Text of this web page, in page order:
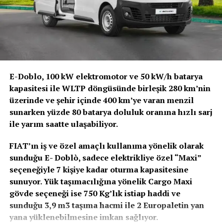
çözümler
Ford Pro, araçlara ek olarak şarj, yazılım, finansman ve
servis gibi tam entegre ve dijital öncelikli çözümleri tek
kapsıyor:
Ford Pro Araçlar
Ford Pro, hemen her işletmenin ihtiyaçlarına göre
özelleştirilebilen ticari araçlar için çözümler sunuyor. Bu
araçlardan biri olan E-Transit de Ford’un sürekli ticari
araç inovasyonunun en yeni örneği olarak ön plana
çıkıyor.
yüksek işletme menziline ulaşabiliyor.
Yerel ölçekte CO₂ emisyonu olmadan çalışan eCitaro
yakıt hücreli otobüs, özellikle uzun çalışma süreleri ve
Başarı serisi devam ediyor
Daimler Buses, 2023 yılında Mercedes-Benz eCitaro solo
modeliyle, 2024 yılında ise eCitaro G körüklü
elde etmişti. Mercedes-Benz eCitaro yakıt hücreli
otobüsün kazandığı bu son ödülle birlikte Daimler Buses,
elektrikli şehir içi ulaşım alanındaki başarı serisini
sürdürerek toplu taşımada elektrifikasyon konusundaki
güçlü konumunu bir kez daha ortaya koydu.
E-Doblo, 100 kW elektromotor ve 50 kW/h batarya
kapasitesi ile WLTP döngüsünde birleşik 280 km’nin
üzerinde ve şehir içinde 400 km’ye varan menzil
sunarken yüzde 80 batarya doluluk oranına hızlı sarj
ile yarım saatte ulaşabiliyor.
FIAT’ın iş ve özel amaçlı kullanıma yönelik olarak
sunduğu E- Doblò, sadece elektrikliye özel “Maxi”
seçeneğiyle 7 kişiye kadar oturma kapasitesine
sunuyor. Yük taşımacılığına yönelik Cargo Maxi
gövde seçeneği ise 750 Kg’lık istiap haddi ve
sunduğu 3,9 m3 taşıma hacmi ile 2 Europaletin yan
yana yüklenebilmesine imkan sağlıyor.